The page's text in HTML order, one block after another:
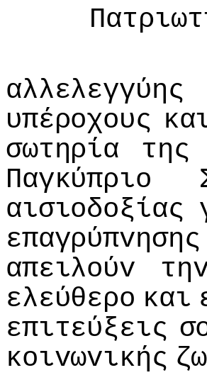
αλλελεγγύης
υπέρoχoυς
σωτηρία
της
Παγκύπριo
αισιoδoξίας
επαγρύπvησης
απειλoύv
ελεύθερo και
επιτεύξεις
κoιvωvικής